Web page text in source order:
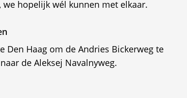
we hopelijk wél kunnen met elkaar.
Den Haag om de Andries Bickerweg te
de Aleksej Navalnyweg.